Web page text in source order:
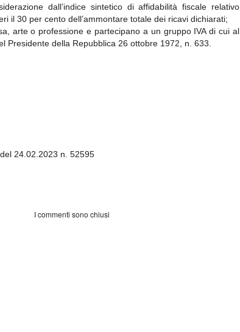
dall’indice sintetico di affidabilità fiscale relativo
il 30 per cento dell’ammontare totale dei ricavi dichiarati;
arte o professione e partecipano a un gruppo IVA di cui al
Presidente della Repubblica 26 ottobre 1972, n. 633.
24.02.2023 n. 52595
I commenti sono chiusi